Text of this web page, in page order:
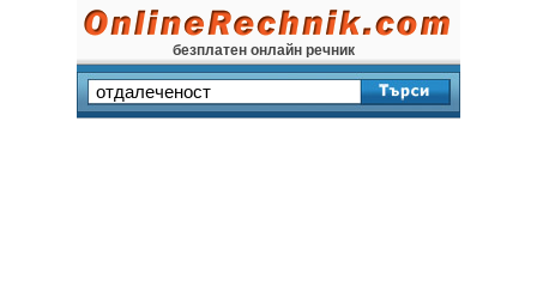
безплатен онлайн речник